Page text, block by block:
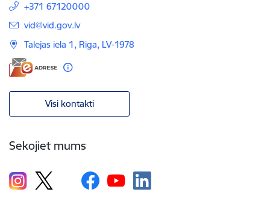
+371 67120000
E-pasts:
vid@vid.gov.lv
Talejas iela 1, Rīga, LV-1978
Visi kontakti
Sekojiet mums